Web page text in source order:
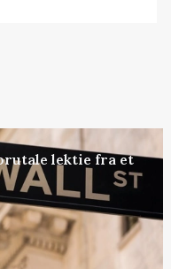
lektie fra et